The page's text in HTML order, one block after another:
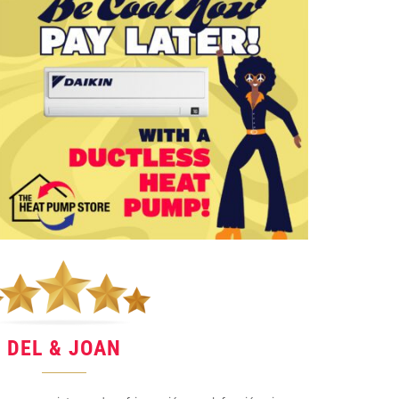
DEL & JOAN